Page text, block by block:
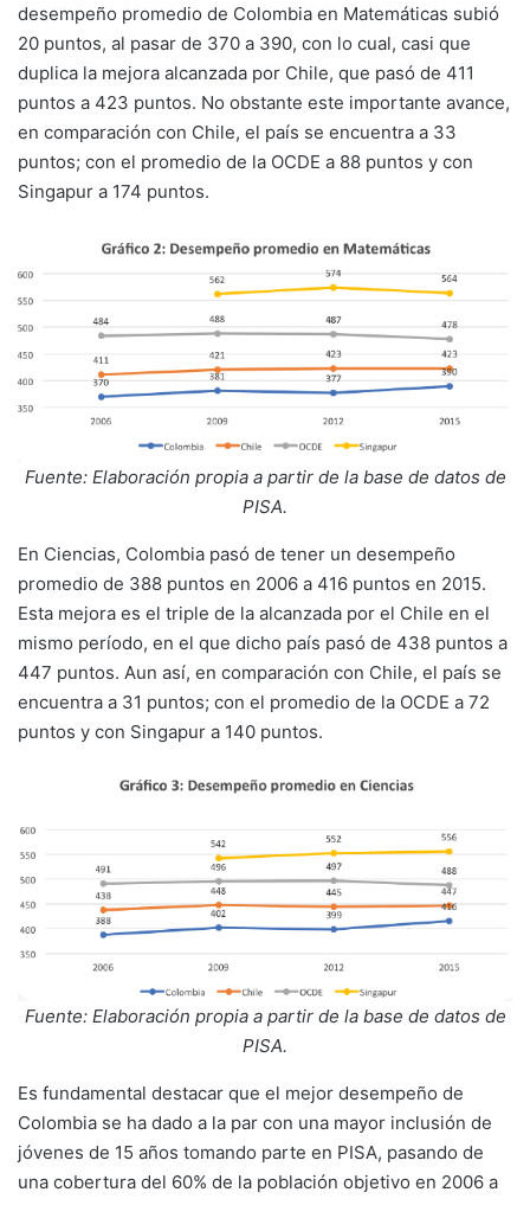
desempeño promedio de Colombia en Matemáticas subió
20 puntos, al pasar de 370 a 390, con lo cual, casi que
duplica la mejora alcanzada por Chile, que pasó de 411
puntos a 423 puntos. No obstante este importante avance,
en comparación con Chile, el país se encuentra a 33
puntos; con el promedio de la OCDE a 88 puntos y con
Singapur a 174 puntos.
Fuente: Elaboración propia a partir de la base de datos de
PISA.
En Ciencias, Colombia pasó de tener un desempeño
promedio de 388 puntos en 2006 a 416 puntos en 2015.
Esta mejora es el triple de la alcanzada por el Chile en el
mismo período, en el que dicho país pasó de 438 puntos a
447 puntos. Aun así, en comparación con Chile, el país se
encuentra a 31 puntos; con el promedio de la OCDE a 72
puntos y con Singapur a 140 puntos.
Fuente: Elaboración propia a partir de la base de datos de
PISA.
Es fundamental destacar que el mejor desempeño de
Colombia se ha dado a la par con una mayor inclusión de
jóvenes de 15 años tomando parte en PISA, pasando de
una cobertura del 60% de la población objetivo en 2006 a